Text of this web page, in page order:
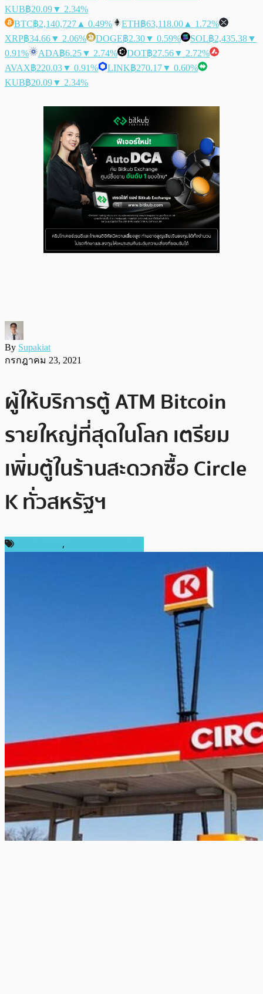
KUB฿20.09▼ 2.34%
BTC฿2,140,727 ▲ 0.49% ETH฿63,118.00 ▲ 1.72%
XRP฿34.66▼ 2.06% DOGE฿2.30▼ 0.59% SOL฿2,435.38▼
0.91%
ADA฿6.25▼ 2.74% DOT฿27.56▼ 2.72%
AVAX฿220.03▼ 0.91% LINK฿270.17▼ 0.60%
KUB฿20.09▼ 2.34%
By Supakiat
กรกฎาคม 23, 2021
ผู้ให้บริการตู้ ATM Bitcoin
รายใหญ่ที่สุดในโลก เตรียม
เพิ่มตู้ในร้านสะดวกซื้อ Circle
K ทั่วสหรัฐฯ
,